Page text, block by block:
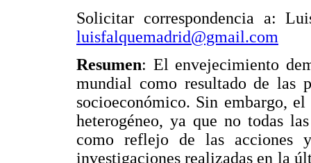
Solicitar correspondencia a:
luisfalquemadrid@gmail.com
Resumen: El envejecimiento
mundial como resultado de las
socioeconómico. Sin embargo,
heterogéneo, ya que no todas
como reflejo de las
investigaciones realizadas en la